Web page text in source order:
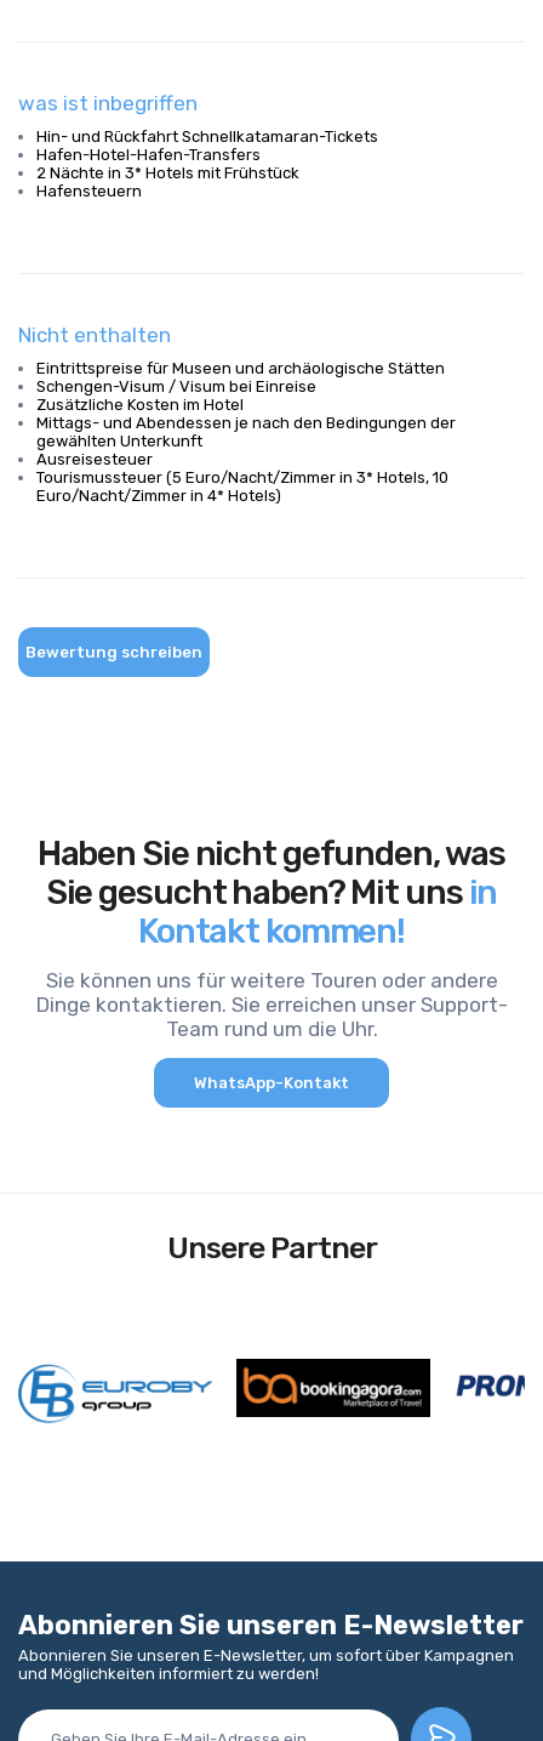
was ist inbegriffen
Hin- und Rückfahrt Schnellkatamaran-Tickets
Hafen-Hotel-Hafen-Transfers
2 Nächte in 3* Hotels mit Frühstück
Hafensteuern
Nicht enthalten
Eintrittspreise für Museen und archäologische Stätten
Schengen-Visum / Visum bei Einreise
Zusätzliche Kosten im Hotel
Mittags- und Abendessen je nach den Bedingungen der
gewählten Unterkunft
Ausreisesteuer
Tourismussteuer (5 Euro/Nacht/Zimmer in 3* Hotels, 10
Euro/Nacht/Zimmer in 4* Hotels)
Bewertung schreiben
Haben Sie nicht gefunden, was
Sie gesucht haben? Mit uns in
Kontakt kommen!
Sie können uns für weitere Touren oder andere
Dinge kontaktieren. Sie erreichen unser Support-
Team rund um die Uhr.
WhatsApp-Kontakt
Unsere Partner
Abonnieren Sie unseren E-Newsletter
Abonnieren Sie unseren E-Newsletter, um sofort über Kampagnen
und Möglichkeiten informiert zu werden!